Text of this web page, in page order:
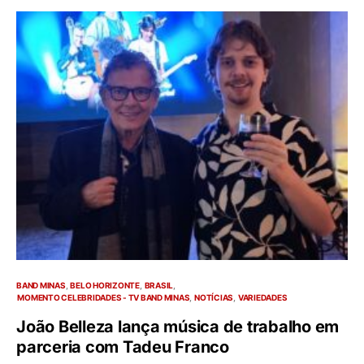
BAND MINAS BELO HORIZONTE BRASIL
MOMENTO CELEBRIDADES - TV BAND MINAS NOTÍCIAS VARIEDADES
João Belleza lança música de trabalho em
parceria com Tadeu Franco